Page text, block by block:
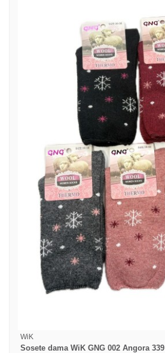
WiK
Sosete dama WiK GNG 002 Angora 339